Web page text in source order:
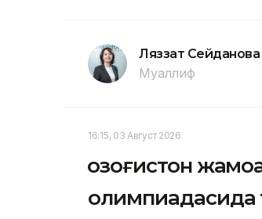
Ляззат Сейданова
Муаллиф
16:15, 03 Август 2026
Қозоғистон
олимпиадасида